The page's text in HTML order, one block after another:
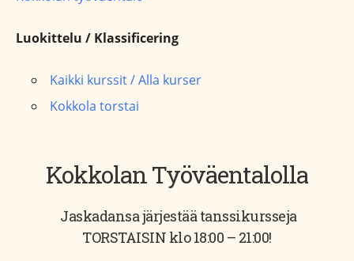
Luokittelu / Klassificering
Kaikki kurssit / Alla kurser
Kokkola torstai
Kokkolan Työväentalolla
Jaskadansa järjestää tanssikursseja
TORSTAISIN klo 18:00 – 21:00!